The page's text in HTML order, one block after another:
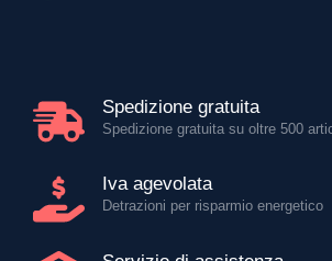
Spedizione gratuita
Spedizione gratuita su oltre 500
Iva agevolata
Detrazioni per risparmio energetico